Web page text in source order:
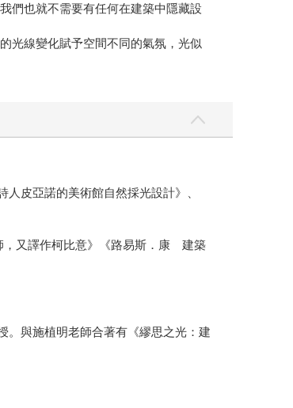
們也就不需要有任何在建築中隱藏設
光線變化賦予空間不同的氣氛，光似
皮亞諾的美術館自然採光設計》、
，又譯作柯比意》《路易斯．康 建築
。與施植明老師合著有《繆思之光：建